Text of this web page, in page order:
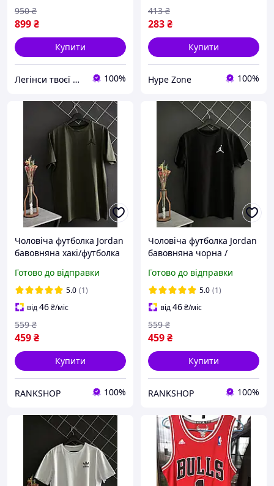
899₴
950 ₴
Купити
Легінси твоєї мрії 100%
283₴
413 ₴
Купити
Hype Zone 100%
Чоловіча футболка Jordan
бавовняна хакі/футболка
кольору
Готово до відправки
5.0 (1)
від46₴/міс
459₴
559 ₴
Купити
RANKSHOP 100%
Чоловіча футболка Jordan
бавовняна чорна /
чорного кольору
Готово до відправки
5.0 (1)
від46₴/міс
459₴
559 ₴
Купити
RANKSHOP 100%